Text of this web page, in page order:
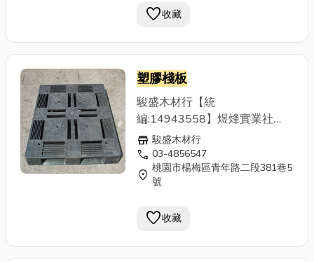
favorite收藏
塑膠棧板
駿盛木材行【統
編:14943558】煜烽實業社
【統編:49900289】專營二手
木棧板、塑膠棧板
賣，秉持資源回收再利用與降低
客戶包裝運輸成本為經營目標，
與塑膠棧板
store 駿盛木材行
call 03-4856547
location_on 桃園市楊梅區青年路二段381巷5
號
favorite收藏